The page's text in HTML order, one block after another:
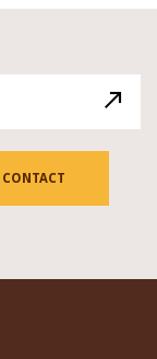
CONTACT